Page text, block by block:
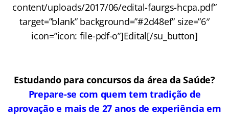
content/uploads/2017/06/edital-faurgs-hcpa.pdf”
target=”blank” background=”#2d48ef” size=”6″
icon=”icon: file-pdf-o”]Edital[/su_button]
Estudando para concursos da área da Saúde?
Prepare-se com quem tem tradição de
aprovação e mais de 27 anos de experiência em